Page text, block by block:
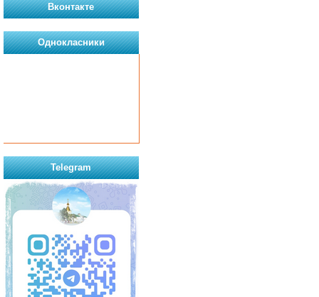
Вконтакте
Однокласники
Telegram